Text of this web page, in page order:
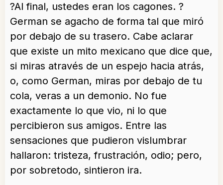
?Al final, ustedes eran los cagones. ?
German se agacho de forma tal que miró
por debajo de su trasero. Cabe aclarar
que existe un mito mexicano que dice que,
si miras através de un espejo hacia atrás,
o, como German, miras por debajo de tu
cola, veras a un demonio. No fue
exactamente lo que vio, ni lo que
percibieron sus amigos. Entre las
sensaciones que pudieron vislumbrar
hallaron: tristeza, frustración, odio; pero,
por sobretodo, sintieron ira.